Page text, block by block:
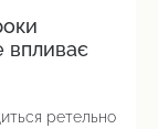
впливає
ретельно